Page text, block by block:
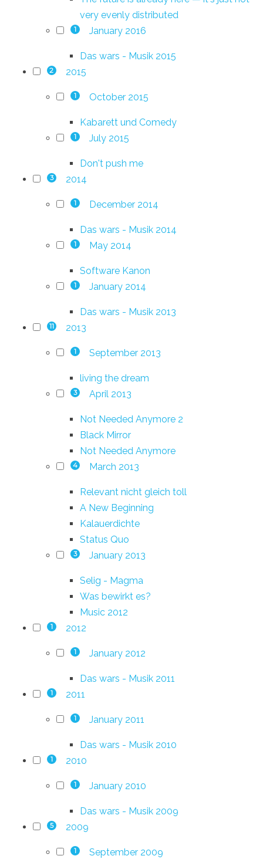
very evenly distributed
1 January 2016
Das wars - Musik 2015
2 2015
1 October 2015
Kabarett und Comedy
1 July 2015
Don't push me
3 2014
1 December 2014
Das wars - Musik 2014
1 May 2014
Software Kanon
1 January 2014
Das wars - Musik 2013
11 2013
1 September 2013
living the dream
3 April 2013
Not Needed Anymore 2
Black Mirror
Not Needed Anymore
4 March 2013
Relevant nicht gleich toll
A New Beginning
Kalauerdichte
Status Quo
3 January 2013
Selig - Magma
Was bewirkt es?
Music 2012
1 2012
1 January 2012
Das wars - Musik 2011
1 2011
1 January 2011
Das wars - Musik 2010
1 2010
1 January 2010
Das wars - Musik 2009
5 2009
1 September 2009